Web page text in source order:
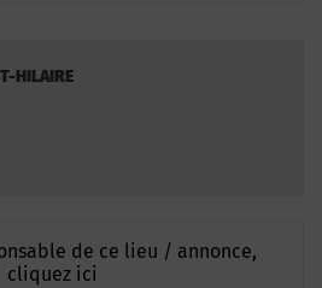
HILAIRE
de ce lieu / annonce,
cliquez ici